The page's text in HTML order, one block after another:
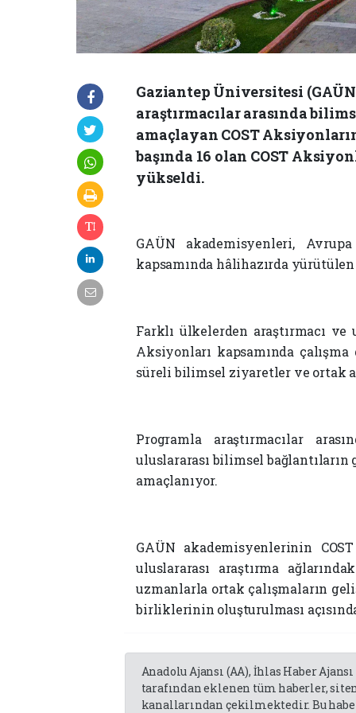
Gaziantep Üniversitesi
araştırmacılar arasında
amaçlayan COST
başında 16 olan COST
yükseldi.
GAÜN akademisyenleri,
kapsamında hâlihazırda
Farklı ülkelerden araştırmacı ve
Aksiyonları kapsamında
süreli bilimsel ziyaretler ve ortak
Programla araştırmacılar
uluslararası bilimsel
amaçlanıyor.
GAÜN akademisyenlerinin
uluslararası araştırma
uzmanlarla ortak çalışmaların
birliklerinin oluşturulması
Anadolu Ajansı (AA), İhlas Haber
tarafından eklenen tüm haberler,
kanallarından çekilmektedir. Bu